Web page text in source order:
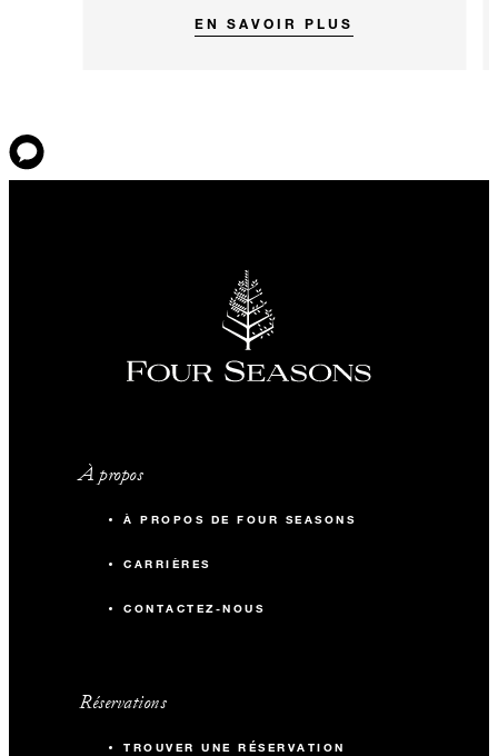
EN SAVOIR PLUS
À propos
À PROPOS DE FOUR SEASONS
CARRIÈRES
CONTACTEZ-NOUS
Réservations
TROUVER UNE RÉSERVATION